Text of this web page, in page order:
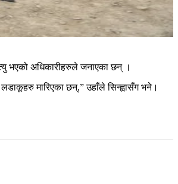
भएको अधिकारीहरुले जनाएका छन् ।
लडाकूहरु मारिएका छन्,” उहाँले सिन्ह्वासँग भने।